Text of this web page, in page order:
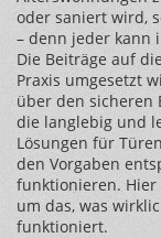
oder saniert wird,
– denn jeder kann
Die Beiträge auf
Praxis umgesetzt
über den sicheren
die langlebig und
Lösungen für
den Vorgaben
funktionieren. Hier
um das, was
funktioniert.